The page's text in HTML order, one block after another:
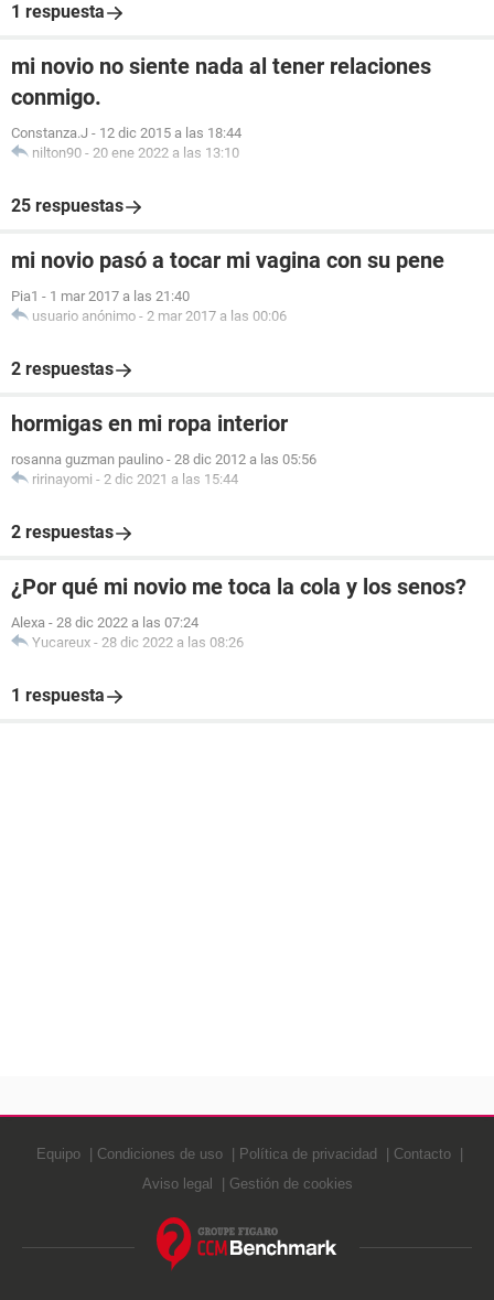
1 respuesta
mi novio no siente nada al tener relaciones
conmigo.
Constanza.J - 12 dic 2015 a las 18:44
nilton90 - 20 ene 2022 a las 13:10
25 respuestas
mi novio pasó a tocar mi vagina con su pene
Pia1 - 1 mar 2017 a las 21:40
usuario anónimo - 2 mar 2017 a las 00:06
2 respuestas
hormigas en mi ropa interior
rosanna guzman paulino - 28 dic 2012 a las 05:56
ririnayomi - 2 dic 2021 a las 15:44
2 respuestas
¿Por qué mi novio me toca la cola y los senos?
Alexa - 28 dic 2022 a las 07:24
Yucareux - 28 dic 2022 a las 08:26
1 respuesta
Equipo Condiciones de uso Política de privacidad
Contacto
Aviso legal
Gestión de cookies